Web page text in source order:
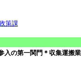
策課
入の第一関門＊収集運搬